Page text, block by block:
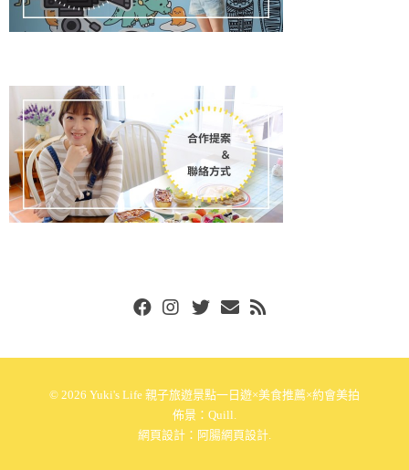
© 2026 Yuki's Life 親子旅遊景點一日遊×美食推薦×約會美拍
佈景： Quill
網頁設計： 阿腸網頁設計